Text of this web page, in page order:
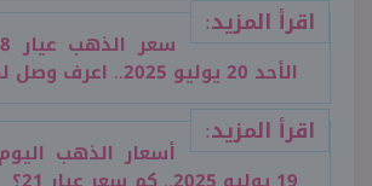
اقرأ المزيد:
الأحد 20 يوليو 2025.. اعرف وصل لكام
اقرأ المزيد:
أسعار الذهب